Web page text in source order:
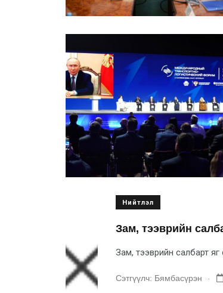
Нийтлэл
Зам, тээврийн
Зам, тээврийн салбарт
Сэтгүүлч: Бямбасүрэн